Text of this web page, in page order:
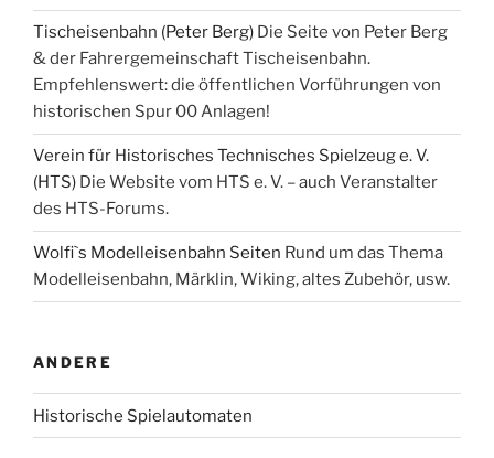
Tischeisenbahn (Peter Berg) Die Seite von Peter Berg
& der Fahrergemeinschaft Tischeisenbahn.
Empfehlenswert: die öffentlichen Vorführungen von
historischen Spur 00 Anlagen!
Verein für Historisches Technisches Spielzeug e. V.
(HTS) Die Website vom HTS e. V. – auch Veranstalter
des HTS-Forums.
Wolfi`s Modelleisenbahn Seiten Rund um das Thema
Modelleisenbahn, Märklin, Wiking, altes Zubehör, usw.
ANDERE
Historische Spielautomaten